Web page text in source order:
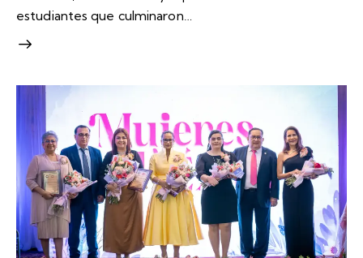
estudiantes que culminaron…